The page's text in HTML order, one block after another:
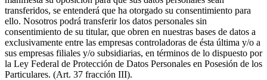
transferidos, se entenderá que ha otorgado su consentimiento para
ello. Nosotros podrá transferir los datos personales sin
consentimiento de su titular, que obren en nuestras bases de datos a
exclusivamente entre las empresas controladoras de ésta última y/o a
sus empresas filiales y/o subsidiarias, en términos de lo dispuesto por
la Ley Federal de Protección de Datos Personales en Posesión de los
Particulares. (Art. 37 fracción III).